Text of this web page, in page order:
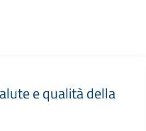
e qualità della